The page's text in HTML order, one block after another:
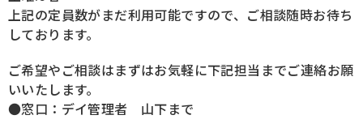
上記の定員数がまだ利用可能ですので、ご相談随時お待ち
しております。
ご希望やご相談はまずはお気軽に下記担当までご連絡お願
いいたします。
●窓口：デイ管理者 山下まで